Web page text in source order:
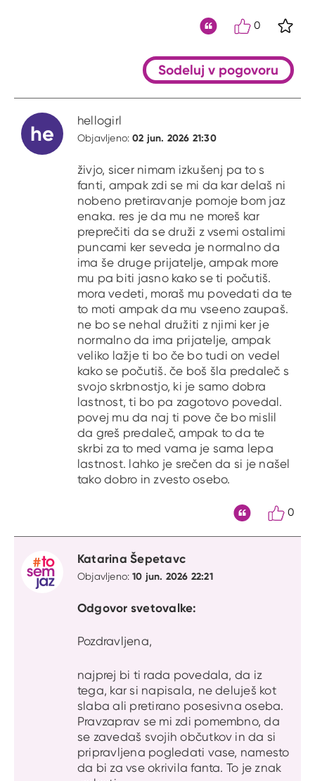
0
Sodeluj v pogovoru
he
hellogirl
Objavljeno:02 jun. 2026 21:30
živjo, sicer nimam izkušenj pa to s
fanti, ampak zdi se mi da kar delaš ni
nobeno pretiravanje pomoje bom jaz
enaka. res je da mu ne moreš kar
preprečiti da se druži z vsemi ostalimi
puncami ker seveda je normalno da
ima še druge prijatelje, ampak more
mu pa biti jasno kako se ti počutiš.
mora vedeti, moraš mu povedati da te
to moti ampak da mu vseeno zaupaš.
ne bo se nehal družiti z njimi ker je
normalno da ima prijatelje, ampak
veliko lažje ti bo če bo tudi on vedel
kako se počutiš. če boš šla predaleč s
svojo skrbnostjo, ki je samo dobra
lastnost, ti bo pa zagotovo povedal.
povej mu da naj ti pove če bo mislil
da greš predaleč, ampak to da te
skrbi za to med vama je sama lepa
lastnost. lahko je srečen da si je našel
tako dobro in zvesto osebo.
0
Katarina Šepetavc
Objavljeno:10 jun. 2026 22:21
Odgovor svetovalke:
Pozdravljena,
najprej bi ti rada povedala, da iz
tega, kar si napisala, ne deluješ kot
slaba ali pretirano posesivna oseba.
Pravzaprav se mi zdi pomembno, da
se zavedaš svojih občutkov in da si
pripravljena pogledati vase, namesto
da bi za vse okrivila fanta. To je znak